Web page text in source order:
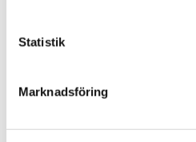
Statistik
Marknadsföring